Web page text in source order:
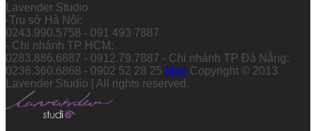
Lavender Studio
-Trụ sở Hà Nội:
0243.990.5758 - 091 493 7887
- Chi nhánh TP HCM:
0283.886.6887 - 0912.79.7887 - Chi nhánh TP Đà Nẵng:
0236.360.6868 - 0902 52 28 25 Map Copyright © 2013
Lavender Studio | All rights reserved.